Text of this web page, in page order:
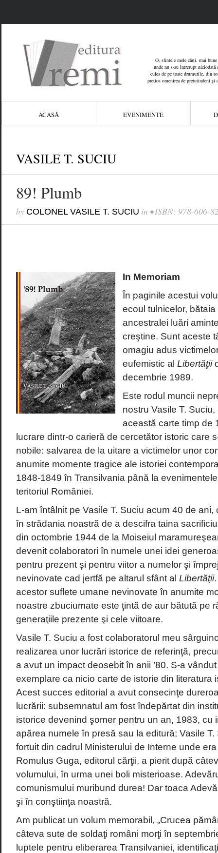
O, sfintele mele cărți, mai
unde nu s-au întrerupt niciodată
cules de pe toate drumurile, din
prețios omenirea de pretutindeni și
ACASĂ EVENIMENTE
VASILE T. SUCIU
89! Plumb
by COLONEL VASILE T. SUCIU in • ISBN: 978-606-
In Memoriam
În paginile acestui
ecoul tulnicelor,
ancestralei luări
creştine. Sunt aceste
omagiu adus
eufemistic al Libertăţii
decembrie 1989.
Este rodul muncii
nostru Vasile T.
această carte timp de
lucrare dintr-o carieră de cercetător istoric care
nobile: salvarea de la uitare a victimelor unor
anumite momente tragice ale istoriei
1848-1849 în Transilvania până la
teritoriul României.
L-am întâlnit pe Vasile T. Suciu acum 40 de
în strădania noastră de a descifra taina
din octombrie 1944 de la Moiseiul
devenit colaboratori în numele unei idei
pentru prezent şi pentru viitor a numelor şi
nevinovate cad jertfă pe altarul sfânt al Libertăţii
acestor suflete umane nevinovate în anumite
noastre zbuciumate este ţintă de aur bătută pe
generaţiile prezente şi cele viitoare.
Vasile T. Suciu a fost colaboratorul meu
realizarea unor lucrări istorice de referinţă,
a avut un impact deosebit în anii ’80. S-a
exemplare ca nicio carte de istorie din literatura
Acest succes editorial a avut consecinţe
lucrării: subsemnatul am fost îndepărtat din
istorice devenind şomer pentru un an, 1983, cu
apărea numele în presă sau la editură; Vasile
fortuit din cadrul Ministerului de Interne unde
Romulus Guga, editorul cărţii, a pierit după
volumului, în urma unei boli misterioase.
comunismului muribund durea! Dar toaca
şi în conştiinţa noastră.
Am publicat un volum memorabil, „Crucea
câteva sute de soldaţi români morţi în
luptele pentru eliberarea Transilvaniei,